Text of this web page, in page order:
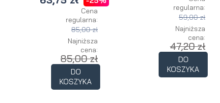
Cena
regularna:
85,00 zł
Najniższa
cena:
85,00 zł
DO
KOSZYKA
regularna:
59,00 zł
Najniższa
cena:
47,20 zł
DO
KOSZYKA